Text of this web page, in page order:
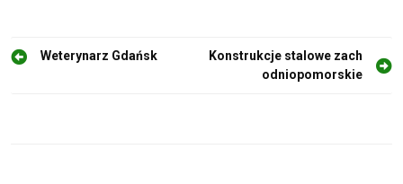
N
Weterynarz Gdańsk
Konstrukcje stalowe zach
odniopomorskie